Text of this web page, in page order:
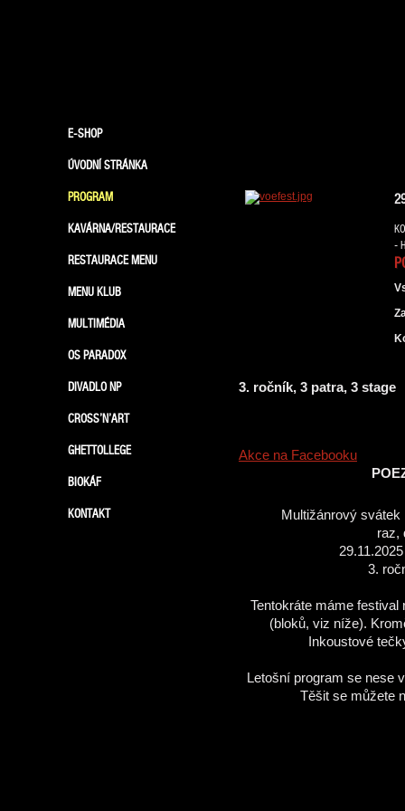
E-SHOP
ÚVODNÍ STRÁNKA
PROGRAM
KAVÁRNA/RESTAURACE
RESTAURACE MENU
MENU KLUB
MULTIMÉDIA
OS PARADOX
DIVADLO NP
CROSS’N’ART
GHETTOLLEGE
BIOKÁF
KONTAKT
-
3. ročník, 3 patra, 3 stage
Akce na Facebooku
Multižánrový svátek
raz,
3.
Tentokráte máme
(bloků, viz níže).
Inkoustové
Letošní program se nese
Těšit se můžete